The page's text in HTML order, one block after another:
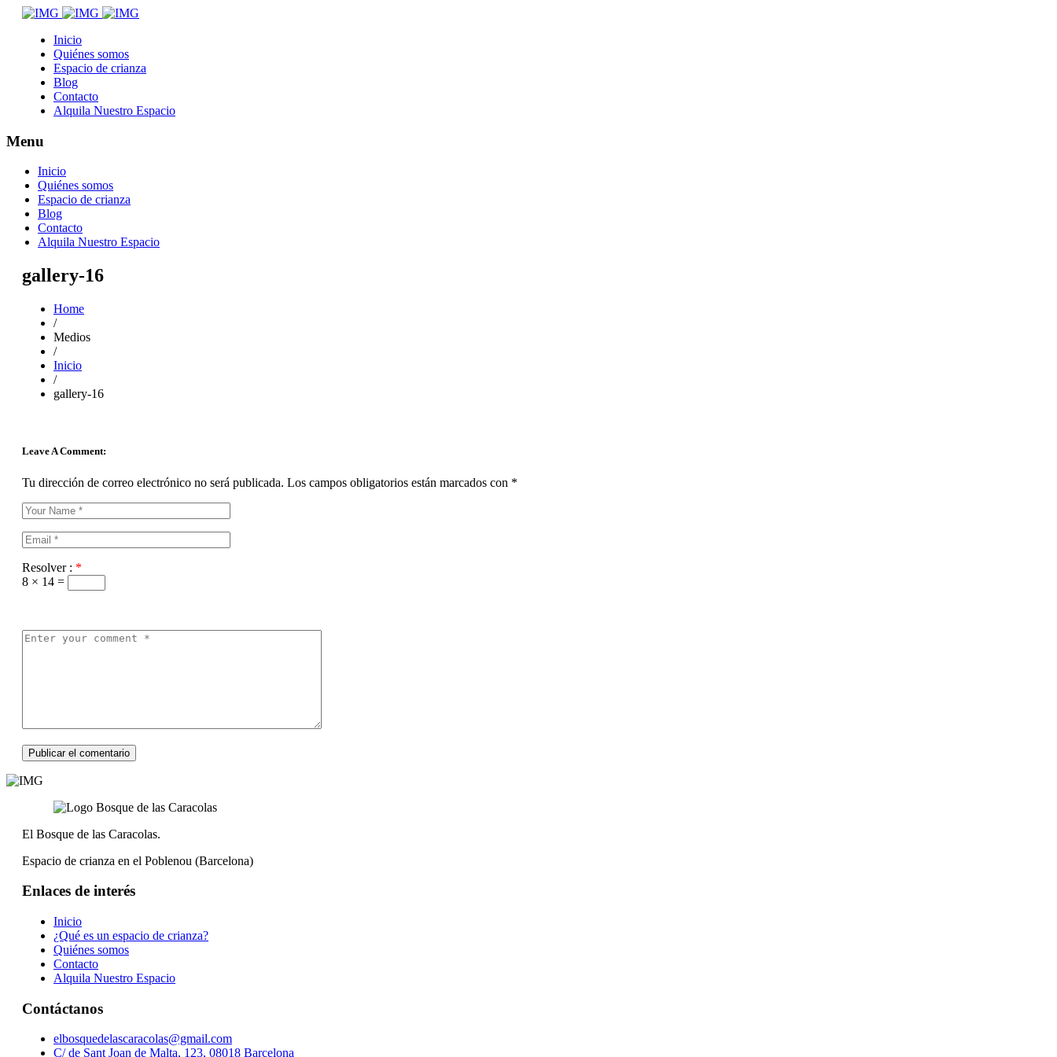
Inicio
Quiénes somos
Espacio de crianza
Blog
Contacto
Alquila Nuestro Espacio
Menu
Inicio
Quiénes somos
Espacio de crianza
Blog
Contacto
Alquila Nuestro Espacio
gallery-16
Home
/
Medios
/
Inicio
/
gallery-16
Leave A Comment:
Tu dirección de correo electrónico no será publicada. Los campos obligatorios están marcados con *
Resolver : *
8 × 14 =
El Bosque de las Caracolas.
Espacio de crianza en el Poblenou (Barcelona)
Enlaces de interés
Inicio
¿Qué es un espacio de crianza?
Quiénes somos
Contacto
Alquila Nuestro Espacio
Contáctanos
elbosquedelascaracolas@gmail.com
C/ de Sant Joan de Malta, 123, 08018 Barcelona